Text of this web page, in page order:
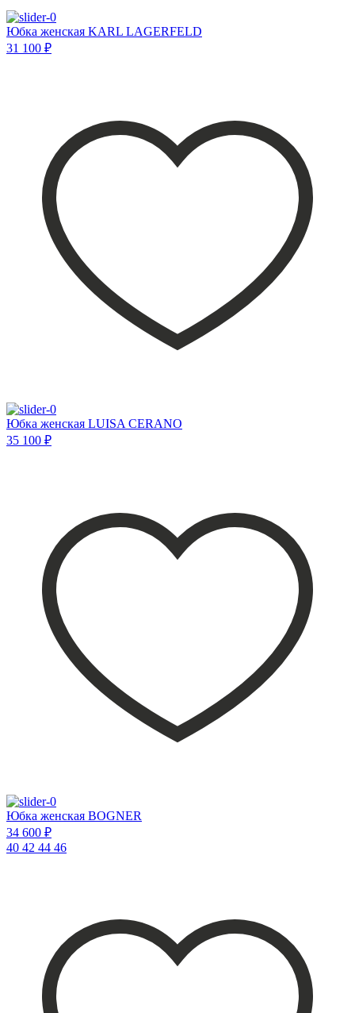
Юбка женская KARL LAGERFELD
31 100 ₽
Юбка женская LUISA CERANO
35 100 ₽
Юбка женская BOGNER
34 600 ₽
40 42 44 46